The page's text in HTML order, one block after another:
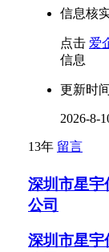
信息核
点击 爱
信息
更新时
2026-8-
13年 留言
深圳市星宇
公司
深圳市星宇